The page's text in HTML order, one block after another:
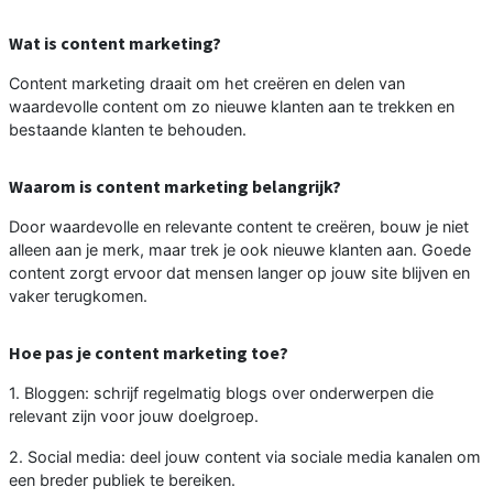
Wat is content marketing?
Content marketing draait om het creëren en delen van
waardevolle content om zo nieuwe klanten aan te trekken en
bestaande klanten te behouden.
Waarom is content marketing belangrijk?
Door waardevolle en relevante content te creëren, bouw je niet
alleen aan je merk, maar trek je ook nieuwe klanten aan. Goede
content zorgt ervoor dat mensen langer op jouw site blijven en
vaker terugkomen.
Hoe pas je content marketing toe?
1. Bloggen: schrijf regelmatig blogs over onderwerpen die
relevant zijn voor jouw doelgroep.
2. Social media: deel jouw content via sociale media kanalen om
een breder publiek te bereiken.